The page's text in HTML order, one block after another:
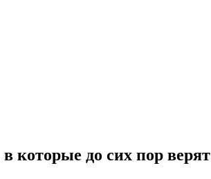
которые до сих пор верят